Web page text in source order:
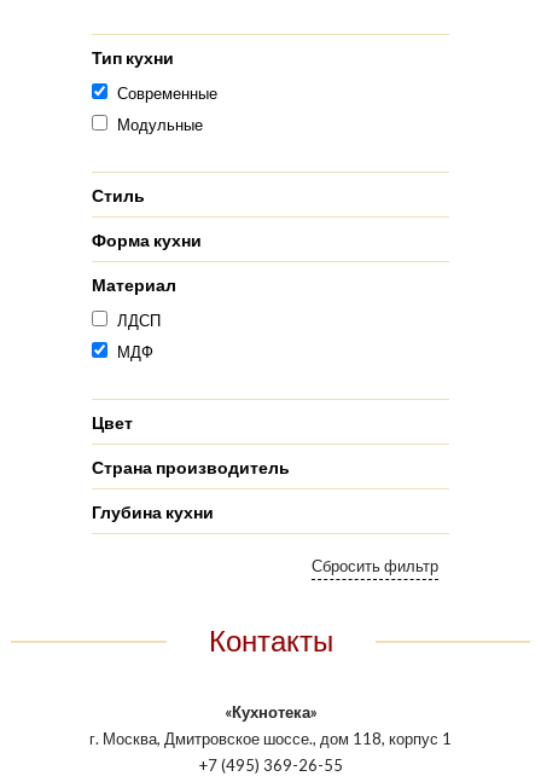
Тип кухни
Современные
Модульные
Стиль
Форма кухни
Материал
ЛДСП
МДФ
Цвет
Страна производитель
Глубина кухни
Контакты
«Кухнотека»
г. Москва, Дмитровское шоссе., дом 118, корпус 1
+7 (495) 369-26-55